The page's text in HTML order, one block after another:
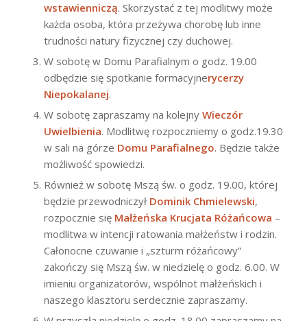
wstawienniczą. Skorzystać z tej modlitwy może
każda osoba, która przeżywa chorobę lub inne
trudności natury fizycznej czy duchowej.
W sobotę w Domu Parafialnym o godz. 19.00
odbędzie się spotkanie formacyjnerycerzy
Niepokalanej.
W sobotę zapraszamy na kolejny Wieczór
Uwielbienia. Modlitwę rozpoczniemy o godz.19.30
w sali na górze Domu Parafialnego. Będzie także
możliwość spowiedzi.
Również w sobotę Mszą św. o godz. 19.00, której
będzie przewodniczył Dominik Chmielewski,
rozpocznie się Małżeńska Krucjata Różańcowa –
modlitwa w intencji ratowania małżeństw i rodzin.
Całonocne czuwanie i „szturm różańcowy”
zakończy się Mszą św. w niedzielę o godz. 6.00. W
imieniu organizatorów, wspólnot małżeńskich i
naszego klasztoru serdecznie zapraszamy.